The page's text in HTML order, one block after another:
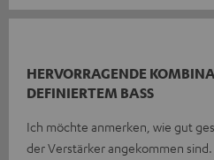
HERVORRAGENDE
DEFINIERTEM BASS
Ich möchte anmerken, wie gut
der Verstärker angekommen